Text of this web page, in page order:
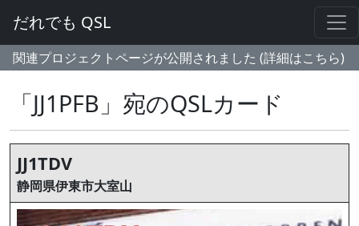
だれでも QSL
関連プロジェクトページが公開されました (詳細はこちら)
「JJ1PFB」宛のQSLカード
JJ1TDV
静岡県伊東市大室山